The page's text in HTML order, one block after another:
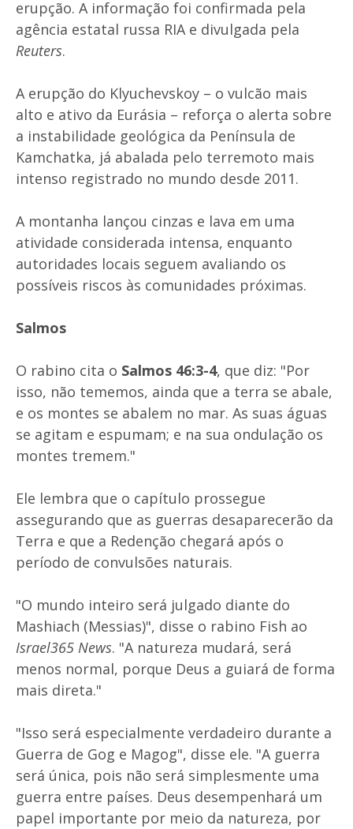
erupção. A informação foi confirmada pela
agência estatal russa RIA e divulgada pela
Reuters.
A erupção do Klyuchevskoy – o vulcão mais
alto e ativo da Eurásia – reforça o alerta sobre
a instabilidade geológica da Península de
Kamchatka, já abalada pelo terremoto mais
intenso registrado no mundo desde 2011.
A montanha lançou cinzas e lava em uma
atividade considerada intensa, enquanto
autoridades locais seguem avaliando os
possíveis riscos às comunidades próximas.
Salmos
O rabino cita o Salmos 46:3-4, que diz: "Por
isso, não tememos, ainda que a terra se abale,
e os montes se abalem no mar. As suas águas
se agitam e espumam; e na sua ondulação os
montes tremem."
Ele lembra que o capítulo prossegue
assegurando que as guerras desaparecerão da
Terra e que a Redenção chegará após o
período de convulsões naturais.
"O mundo inteiro será julgado diante do
Mashiach (Messias)", disse o rabino Fish ao
Israel365 News. "A natureza mudará, será
menos normal, porque Deus a guiará de forma
mais direta."
"Isso será especialmente verdadeiro durante a
Guerra de Gog e Magog", disse ele. "A guerra
será única, pois não será simplesmente uma
guerra entre países. Deus desempenhará um
papel importante por meio da natureza, por